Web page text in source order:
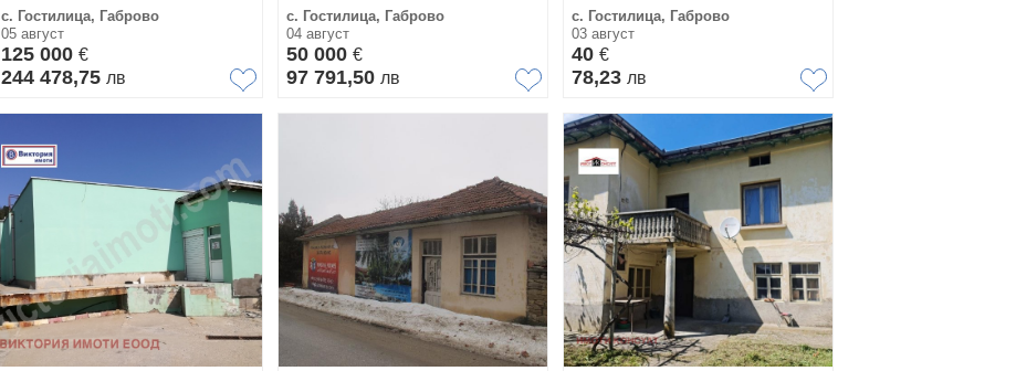
с. Гостилица, Габрово
05 август
125 000 €
244 478,75 лв
с. Гостилица, Габрово
04 август
50 000 €
97 791,50 лв
с. Гостилица, Габрово
03 август
40 €
78,23 лв